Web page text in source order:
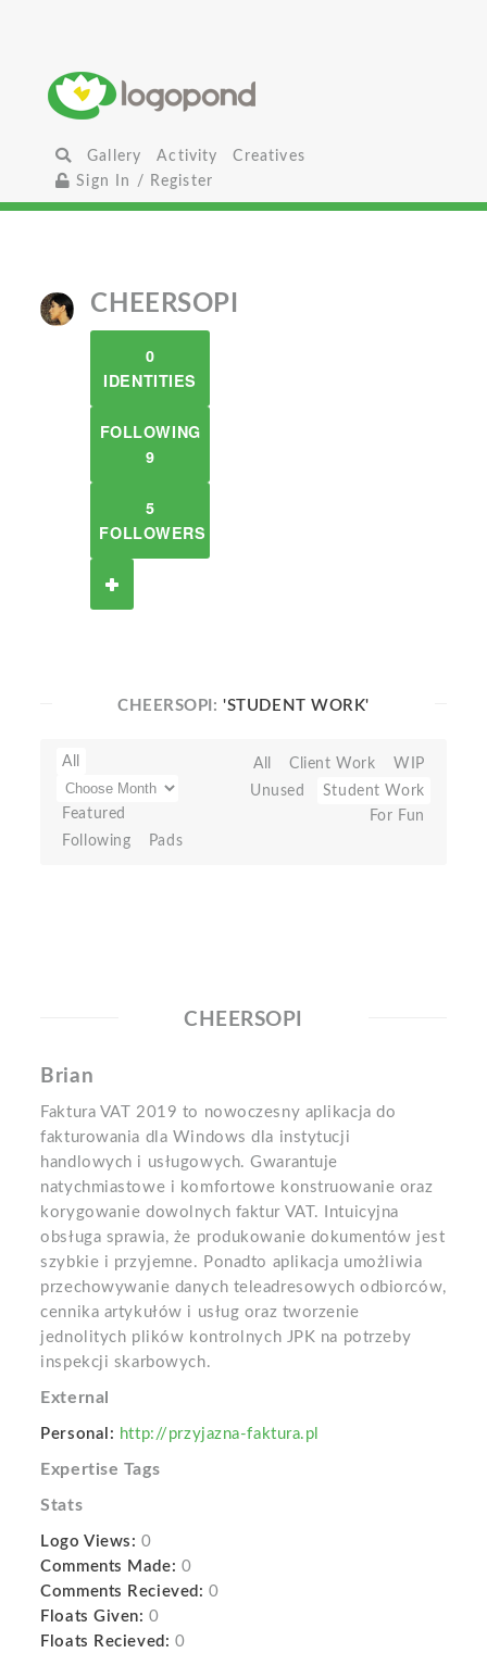
Gallery Activity
Creatives
Sign In / Register
CHEERSOPI
0
IDENTITIES
FOLLOWING
9
5
FOLLOWERS
CHEERSOPI:'STUDENT WORK'
All
Featured
Following
Pads
All Client Work
WIP
Unused
Student Work
For Fun
CHEERSOPI
Brian
Faktura VAT 2019 to nowoczesny aplikacja do
fakturowania dla Windows dla instytucji
handlowych i usługowych. Gwarantuje
natychmiastowe i komfortowe konstruowanie oraz
korygowanie dowolnych faktur VAT. Intuicyjna
obsługa sprawia, że produkowanie dokumentów jest
szybkie i przyjemne. Ponadto aplikacja umożliwia
przechowywanie danych teleadresowych odbiorców,
cennika artykułów i usług oraz tworzenie
jednolitych plików kontrolnych JPK na potrzeby
inspekcji skarbowych.
External
Personal: http://przyjazna-faktura.pl
Expertise Tags
Stats
Logo Views: 0
Comments Made: 0
Comments Recieved: 0
Floats Given: 0
Floats Recieved: 0